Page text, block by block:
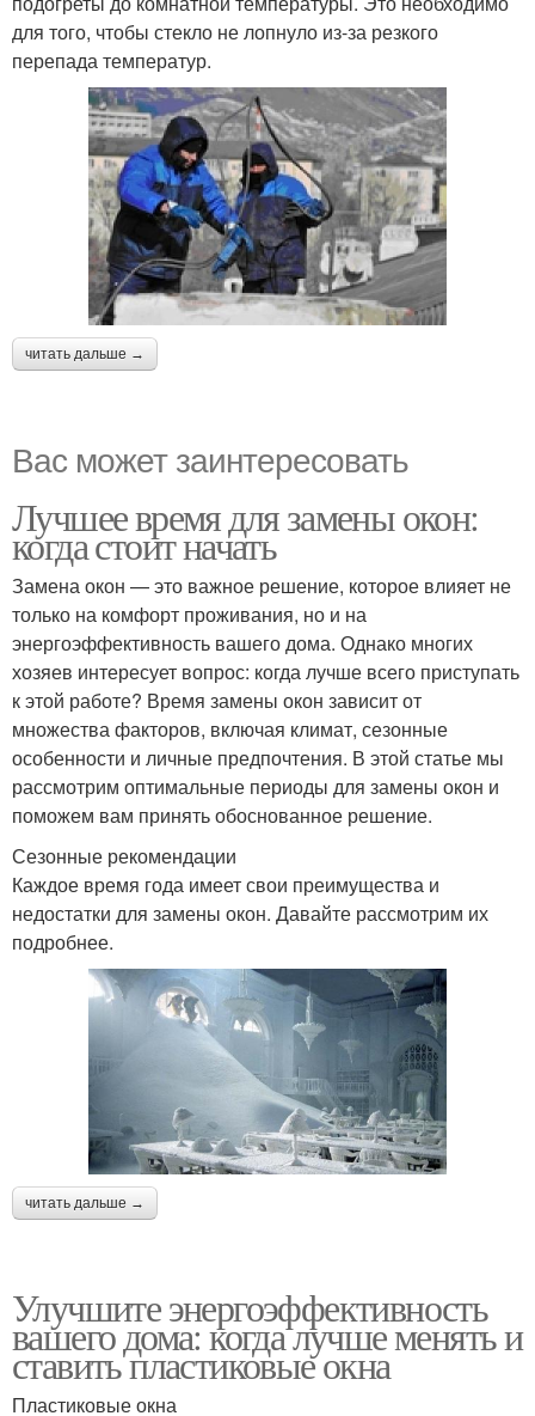
для того, чтобы стекло не лопнуло из-за резкого
перепада температур.
читать дальше →
Вас может заинтересовать
Лучшее время для замены окон:
когда стоит начать
Замена окон — это важное решение, которое влияет не
только на комфорт проживания, но и на
энергоэффективность вашего дома. Однако многих
хозяев интересует вопрос: когда лучше всего приступать
к этой работе? Время замены окон зависит от
множества факторов, включая климат, сезонные
особенности и личные предпочтения. В этой статье мы
рассмотрим оптимальные периоды для замены окон и
поможем вам принять обоснованное решение.
Сезонные рекомендации
Каждое время года имеет свои преимущества и
недостатки для замены окон. Давайте рассмотрим их
подробнее.
читать дальше →
Улучшите энергоэффективность
вашего дома: когда лучше менять и
ставить пластиковые окна
Пластиковые окна